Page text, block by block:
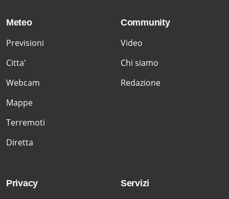
Meteo
Previsioni
Citta'
Webcam
Mappe
Terremoti
Diretta
Community
Video
Chi siamo
Redazione
Privacy Servizi